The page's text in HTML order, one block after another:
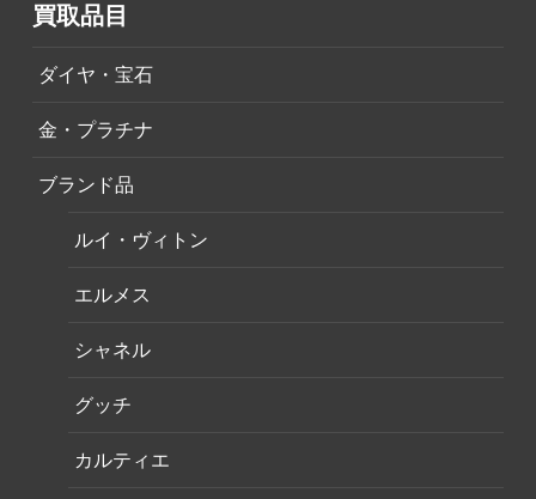
買取品目
ダイヤ・宝石
金・プラチナ
ブランド品
ルイ・ヴィトン
エルメス
シャネル
グッチ
カルティエ